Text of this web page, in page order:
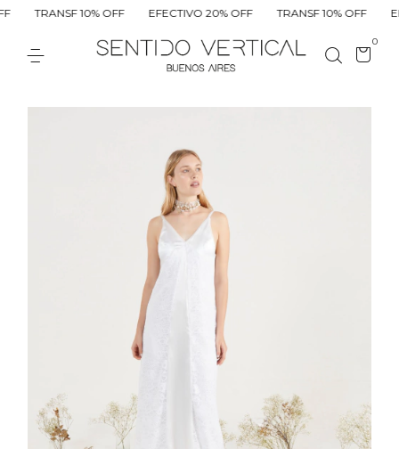
TRANSF 10% OFF EFECTIVO 20% OFF TRANSF 10% OFF
0